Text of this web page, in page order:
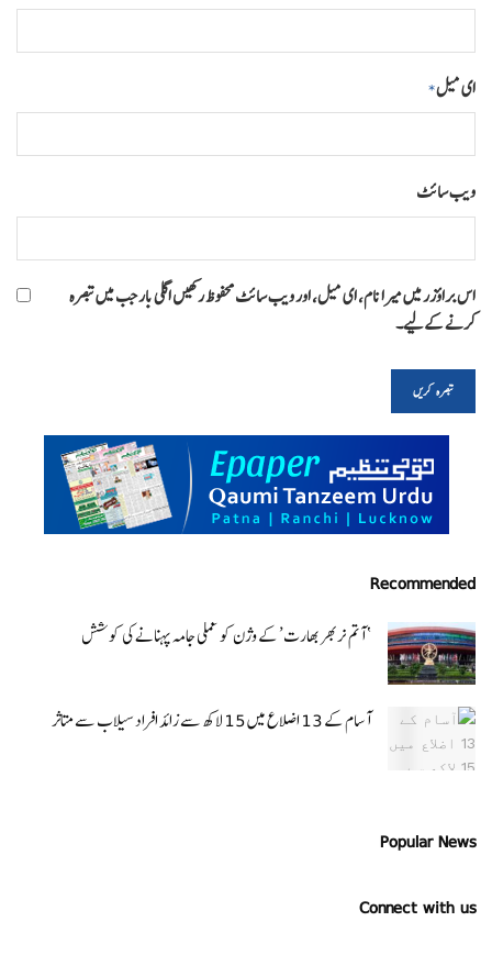
ای میل*
ویب‌ سائٹ
اس براؤزر میں میرا نام، ای میل، اور ویب سائٹ محفوظ رکھیں اگلی بار جب میں تبصرہ
کرنے کےلیے۔
Recommended
‘ آتم نربھر بھارت’ کے وژن کو عملی جامہ پہنانے کی کوشش
آسام کے 13 اضلاع میں 15 لاکھ سے زائد افراد سیلاب سے متاثر
Popular News
Connect with us